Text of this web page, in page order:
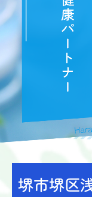
各検診について
施設・設備のご
よくある質問
堺市堺区